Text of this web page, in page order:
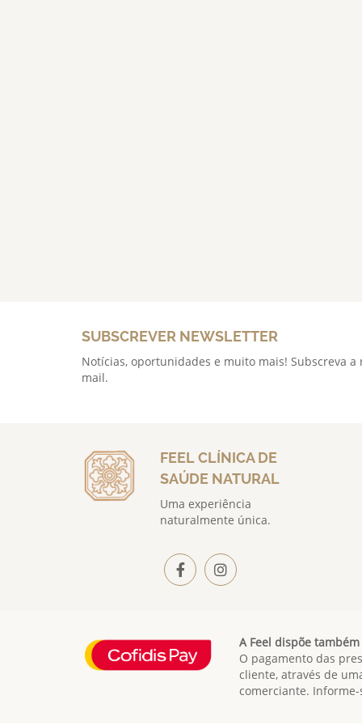
SUBSCREVER NEWSLETTER
Notícias, oportunidades e muito mais! Subscreva
mail.
FEEL CLÍNICA DE
SAÚDE NATURAL
Uma experiência
naturalmente única.
A Feel dispõe
O pagamento das
cliente, através de
comerciante. Informe-